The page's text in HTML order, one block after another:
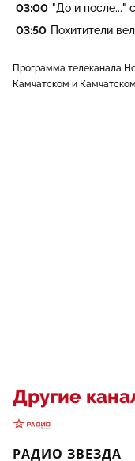
03:00 "До и после..."
03:50 Похитители
Программа телеканала
Камчатском и
Другие
РАДИО ЗВЕЗДА